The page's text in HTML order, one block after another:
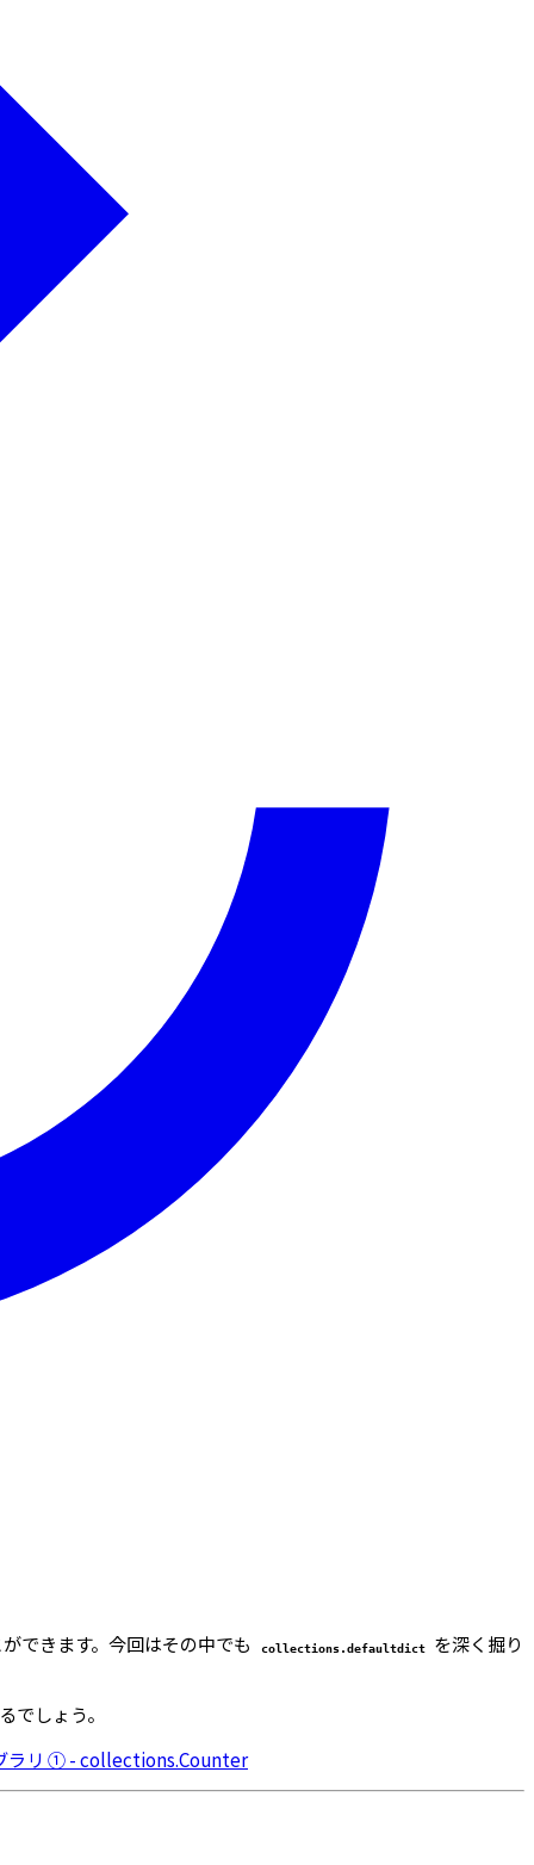
できます。今回はその中でも collections.defaultdict を深く掘り
でしょう。
ラリ ① - collections.Counter